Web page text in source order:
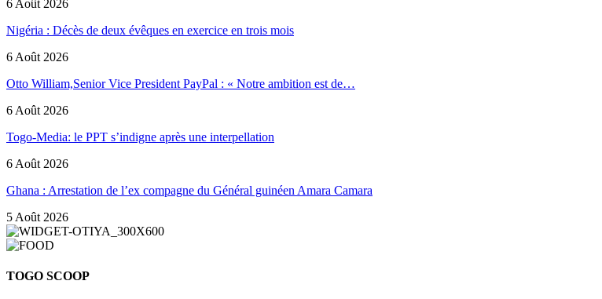
6 Août 2026
Nigéria : Décès de deux évêques en exercice en trois mois
6 Août 2026
Otto William,Senior Vice President PayPal : « Notre ambition est de…
6 Août 2026
Togo-Media: le PPT s’indigne après une interpellation
6 Août 2026
Ghana : Arrestation de l’ex compagne du Général guinéen Amara Camara
5 Août 2026
TOGO SCOOP